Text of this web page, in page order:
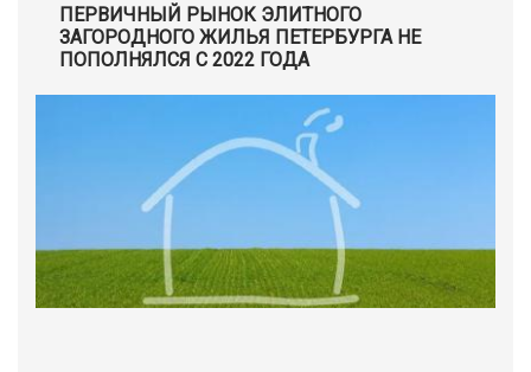
ПЕРВИЧНЫЙ РЫНОК ЭЛИТНОГО
ЗАГОРОДНОГО ЖИЛЬЯ ПЕТЕРБУРГА НЕ
ПОПОЛНЯЛСЯ С 2022 ГОДА